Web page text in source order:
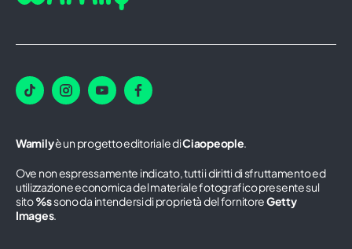
Wamilyè un progetto editoriale diCiaopeople.
Ove non espressamente indicato, tutti i diritti di sfruttamento ed
utilizzazione economica del materiale fotografico presente sul
sito%ssono da intendersi di proprietà del fornitoreGetty
Images.